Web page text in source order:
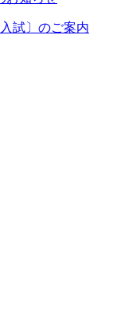
試〕のご案内